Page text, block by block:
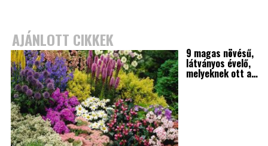
AJÁNLOTT CIKKEK
9 magas növésű,
látványos évelő,
melyeknek ott a…